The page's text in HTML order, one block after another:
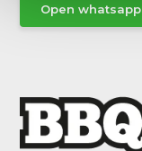
Open whatsapp